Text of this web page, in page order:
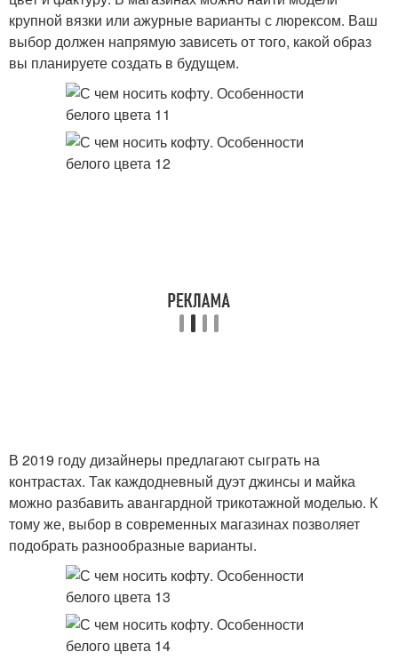
крупной вязки или ажурные варианты с люрексом. Ваш
выбор должен напрямую зависеть от того, какой образ
вы планируете создать в будущем.
В 2019 году дизайнеры предлагают сыграть на
контрастах. Так каждодневный дуэт джинсы и майка
можно разбавить авангардной трикотажной моделью. К
тому же, выбор в современных магазинах позволяет
подобрать разнообразные варианты.